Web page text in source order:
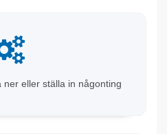
ner eller ställa in någonting